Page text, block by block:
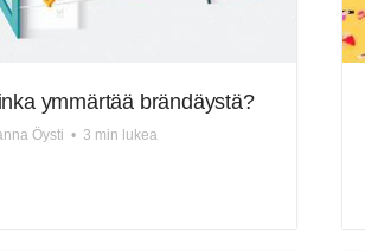
ymmärtää brändäystä?
Öysti • 3 min lukea